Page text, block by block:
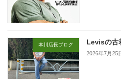
本川店長ブログ Levisの古
2026年7月25